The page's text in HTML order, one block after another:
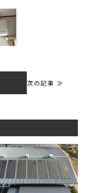
次の記事 ≫